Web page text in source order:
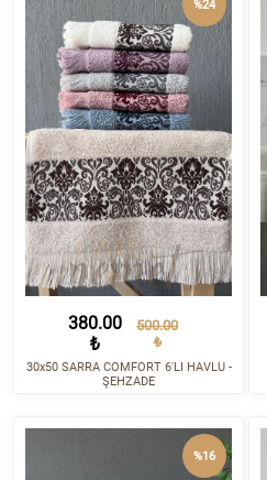
380.00
₺
500.00
₺
30x50 SARRA COMFORT 6'LI HAVLU -
ŞEHZADE
%24
%16